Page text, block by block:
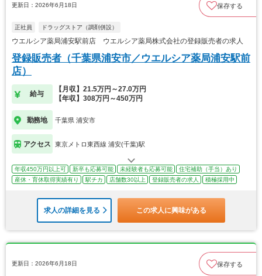
更新日：2026年6月18日 保存する
正社員 ドラッグストア（調剤併設）
ウエルシア薬局浦安駅前店 ウエルシア薬局株式会社の登録販売者の求人
登録販売者（千葉県浦安市／ウエルシア薬局浦安駅前
店）
給与
【月収】21.5万円～27.0万円
【年収】308万円～450万円
勤務地 千葉県 浦安市
アクセス 東京メトロ東西線 浦安(千葉)駅
年収450万円以上可 新卒も応募可能 未経験者も応募可能
住宅補助（手当）あり
産休・育休取得実績有り
駅チカ 店舗数30以上 登録販売者の求人 積極採用中
求人の詳細を見る この求人に興味がある
更新日：2026年6月18日 保存する